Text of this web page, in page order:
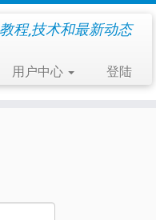
教程,技术和最新动态
用户中心 登陆